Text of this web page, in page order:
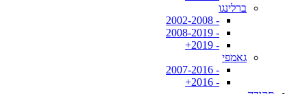
ברלינגו
- 2002-2008
- 2008-2019
- 2019+
גאמפי
- 2007-2016
- 2016+